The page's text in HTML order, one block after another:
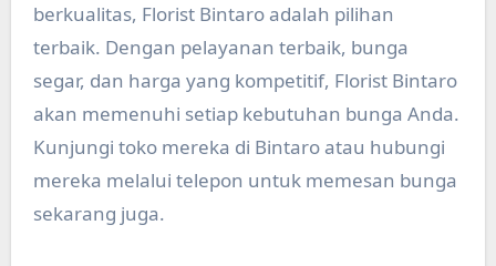
berkualitas, Florist Bintaro adalah pilihan
terbaik. Dengan pelayanan terbaik, bunga
segar, dan harga yang kompetitif, Florist Bintaro
akan memenuhi setiap kebutuhan bunga Anda.
Kunjungi toko mereka di Bintaro atau hubungi
mereka melalui telepon untuk memesan bunga
sekarang juga.